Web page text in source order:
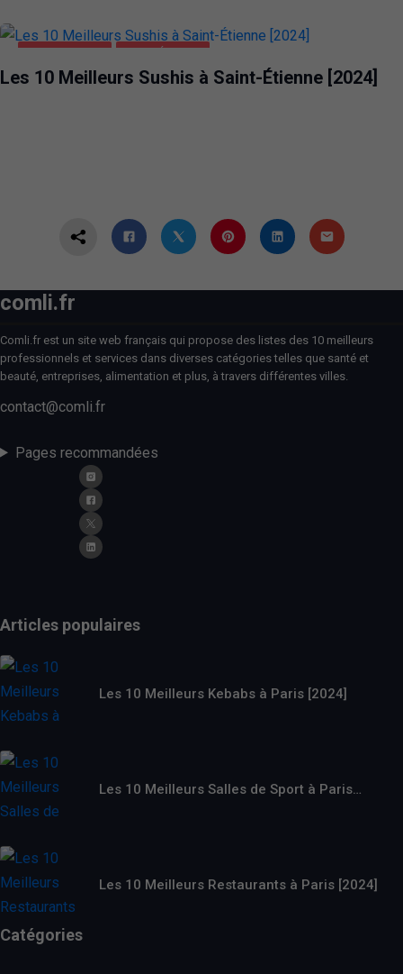
ALIMENTATION SAINT-ÉTIENNE
Les 10 Meilleurs Sushis à Saint-Étienne [2024]
comli.fr
Comli.fr est un site web français qui propose des listes des 10 meilleurs
professionnels et services dans diverses catégories telles que santé et
beauté, entreprises, alimentation et plus, à travers différentes villes.
contact@comli.fr
Pages recommandées
Articles populaires
Les 10 Meilleurs Kebabs à Paris [2024]
Les 10 Meilleurs Salles de Sport à Paris…
Les 10 Meilleurs Restaurants à Paris [2024]
Catégories